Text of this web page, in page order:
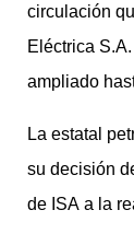
circulación
Eléctrica
ampliado
La estatal
su decisión
de ISA a la